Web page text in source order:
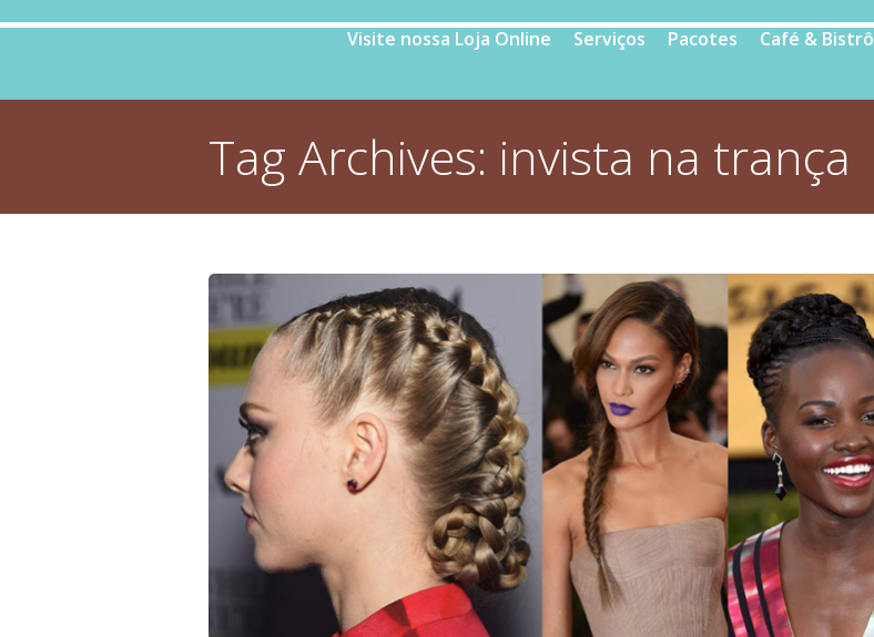
Visite nossa Loja Online Serviços Pacotes Café & Bistrô
Tag Archives: invista na trança